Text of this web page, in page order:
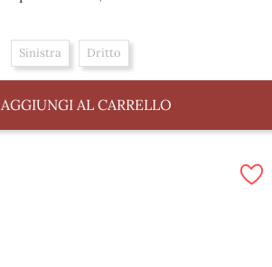
Sinistra Dritto
AGGIUNGI AL CARRELLO